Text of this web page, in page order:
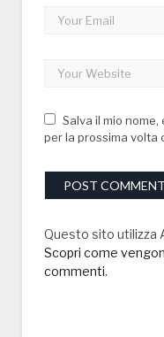
Salva il mio
per la prossima volta
Questo sito utilizza
Scopri come
commenti.